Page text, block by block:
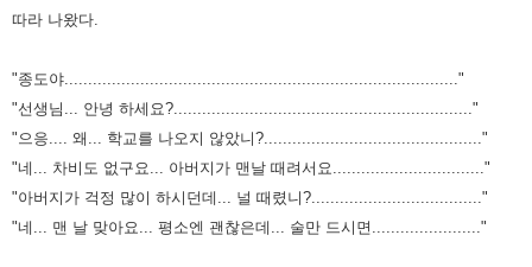
따라 나왔다.
"종도야..................................................................................."
"선생님... 안녕 하세요?..............................................................."
"으응.... 왜... 학교를 나오지 않았니?.............................................."
"네... 차비도 없구요... 아버지가 맨날 때려서요................................"
"아버지가 걱정 많이 하시던데... 널 때렸니?...................................."
"네... 맨 날 맞아요... 평소엔 괜찮은데... 술만 드시면......................."